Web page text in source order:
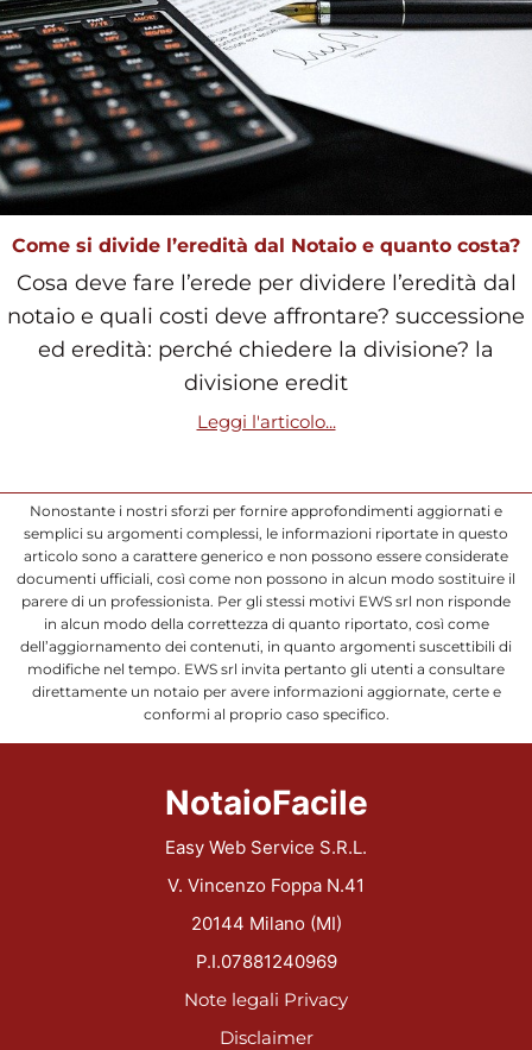
Come si divide l’eredità dal Notaio e quanto costa?
Cosa deve fare l’erede per dividere l’eredità dal
notaio e quali costi deve affrontare? successione
ed eredità: perché chiedere la divisione? la
divisione eredit
Leggi l'articolo...
Nonostante i nostri sforzi per fornire approfondimenti aggiornati e
semplici su argomenti complessi, le informazioni riportate in questo
articolo sono a carattere generico e non possono essere considerate
documenti ufficiali, così come non possono in alcun modo sostituire il
parere di un professionista. Per gli stessi motivi EWS srl non risponde
in alcun modo della correttezza di quanto riportato, così come
dell’aggiornamento dei contenuti, in quanto argomenti suscettibili di
modifiche nel tempo. EWS srl invita pertanto gli utenti a consultare
direttamente un notaio per avere informazioni aggiornate, certe e
conformi al proprio caso specifico.
NotaioFacile
Easy Web Service S.R.L.
V. Vincenzo Foppa N.41
20144 Milano (MI)
P.I.07881240969
Note legali Privacy
Disclaimer